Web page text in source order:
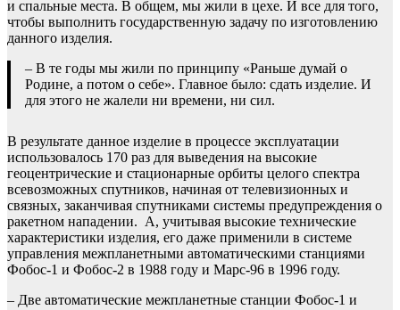
и спальные места. В общем, мы жили в цехе. И все для того,
чтобы выполнить государственную задачу по изготовлению
данного изделия.
– В те годы мы жили по принципу «Раньше думай о
Родине, а потом о себе». Главное было: сдать изделие. И
для этого не жалели ни времени, ни сил.
В результате данное изделие в процессе эксплуатации
использовалось 170 раз для выведения на высокие
геоцентрические и стационарные орбиты целого спектра
всевозможных спутников, начиная от телевизионных и
связных, заканчивая спутниками системы предупреждения о
ракетном нападении. А, учитывая высокие технические
характеристики изделия, его даже применили в системе
управления межпланетными автоматическими станциями
Фобос-1 и Фобос-2 в 1988 году и Марс-96 в 1996 году.
– Две автоматические межпланетные станции Фобос-1 и